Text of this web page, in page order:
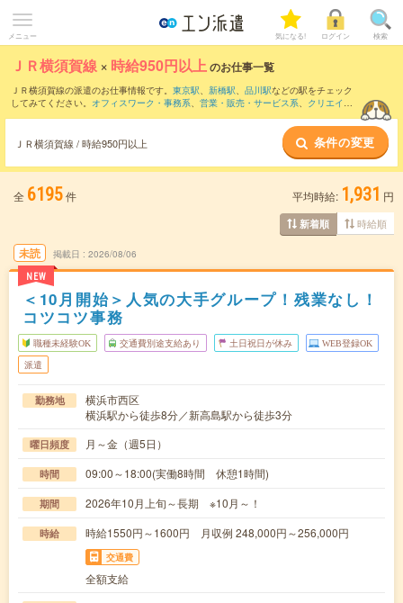
メニュー 気になる! ログイン 検索
ＪＲ横須賀線 × 時給950円以上のお仕事一覧
ＪＲ横須賀線の派遣のお仕事情報です。 東京駅、 新橋駅、 品川駅などの駅をチェック
してみてください。 オフィスワーク・事務系、 営業・販売・サービス系、 クリエイテ
ＪＲ横須賀線 / 時給950円以上 条件の変更
全 6195件 平均時給: 1,931 円
新着順 時給順
未読
NEW
掲載日 2026/08/06
＜10月開始＞人気の大手グループ！残業なし！
コツコツ事務
職種未経験OK 交通費別途支給あり 土日祝日が休み WEB登録OK
派遣
勤務地
横浜市西区
横浜駅から徒歩8分／新高島駅から徒歩3分
曜日頻度 月～金（週5日）
時間 09:00～18:00(実働8時間 休憩1時間)
期間 2026年10月上旬～長期 ※10月～！
時給 時給1550円～1600円 月収例 248,000円～256,000円
交通費
全額支給